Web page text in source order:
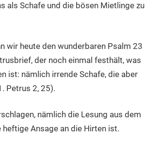
als Schafe und die bösen Mietlinge zu
wir heute den wunderbaren Psalm 23
der noch einmal festhält, was
ist: nämlich irrende Schafe, die aber
Petrus 2, 25).
nämlich die Lesung aus dem
heftige Ansage an die Hirten ist.